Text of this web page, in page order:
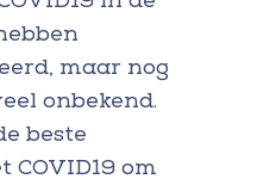
maar nog
onbekend.
beste
COVID19 om